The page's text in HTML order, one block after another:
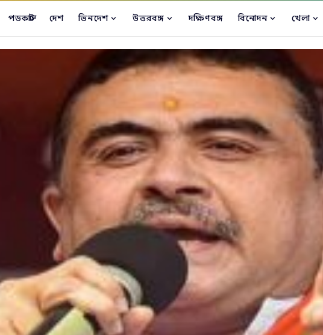
পডকাস্ট দেশ ভিনদেশ উত্তরবঙ্গ দক্ষিণবঙ্গ বিনোদন খেলা